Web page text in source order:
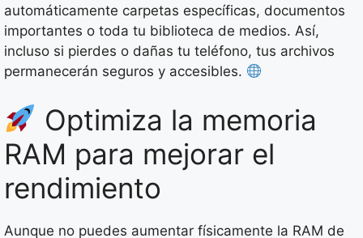
automáticamente carpetas específicas, documentos
importantes o toda tu biblioteca de medios. Así,
incluso si pierdes o dañas tu teléfono, tus archivos
permanecerán seguros y accesibles.
Optimiza la memoria
RAM para mejorar el
rendimiento
Aunque no puedes aumentar físicamente la RAM de